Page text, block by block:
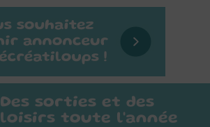
Des sorties et des
loisirs toute l'année